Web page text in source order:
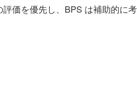
価を優先し、BPS は補助的に